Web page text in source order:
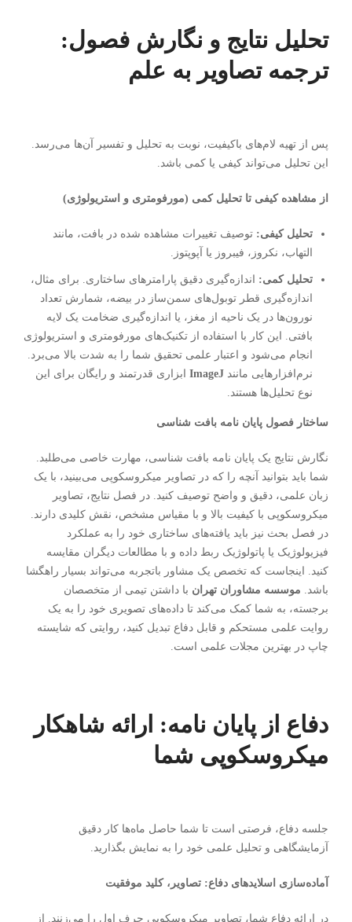
تحلیل نتایج و نگارش فصول:
ترجمه تصاویر به علم
پس از تهیه لام‌های باکیفیت، نوبت به تحلیل و تفسیر آن‌ها می‌رسد.
این تحلیل می‌تواند کیفی یا کمی باشد.
از مشاهده کیفی تا تحلیل کمی (مورفومتری و استریولوژی)
تحلیل کیفی: توصیف تغییرات مشاهده شده در بافت، مانند
التهاب، نکروز، فیبروز یا آپوپتوز.
تحلیل کمی: اندازه‌گیری دقیق پارامترهای ساختاری. برای مثال،
اندازه‌گیری قطر توبول‌های سمن‌ساز در بیضه، شمارش تعداد
نورون‌ها در یک ناحیه از مغز، یا اندازه‌گیری ضخامت یک لایه
بافتی. این کار با استفاده از تکنیک‌های مورفومتری و استریولوژی
انجام می‌شود و اعتبار علمی تحقیق شما را به شدت بالا می‌برد.
نرم‌افزارهایی مانند ImageJ ابزاری قدرتمند و رایگان برای این
نوع تحلیل‌ها هستند.
ساختار فصول پایان نامه بافت شناسی
نگارش نتایج یک پایان نامه بافت شناسی، مهارت خاصی می‌طلبد.
شما باید بتوانید آنچه را که در تصاویر میکروسکوپی می‌بینید، با یک
زبان علمی، دقیق و واضح توصیف کنید. در فصل نتایج، تصاویر
میکروسکوپی با کیفیت بالا و با مقیاس مشخص، نقش کلیدی دارند.
در فصل بحث نیز باید یافته‌های ساختاری خود را به عملکرد
فیزیولوژیک یا پاتولوژیک ربط داده و با مطالعات دیگران مقایسه
کنید. اینجاست که تخصص یک مشاور باتجربه می‌تواند بسیار راهگشا
باشد. موسسه مشاوران تهران با داشتن تیمی از متخصصان
برجسته، به شما کمک می‌کند تا داده‌های تصویری خود را به یک
روایت علمی مستحکم و قابل دفاع تبدیل کنید، روایتی که شایسته
چاپ در بهترین مجلات علمی است.
دفاع از پایان نامه: ارائه شاهکار
میکروسکوپی شما
جلسه دفاع، فرصتی است تا شما حاصل ماه‌ها کار دقیق
آزمایشگاهی و تحلیل علمی خود را به نمایش بگذارید.
آماده‌سازی اسلایدهای دفاع: تصاویر، کلید موفقیت
در ارائه دفاع شما، تصاویر میکروسکوپی حرف اول را می‌زنند. از